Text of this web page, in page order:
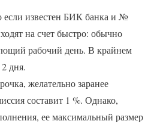
если известен БИК банка и №
на счет быстро: обычно
рабочий день. В крайнем
дня.
желательно заранее
составит 1 %. Однако,
ее максимальный размер